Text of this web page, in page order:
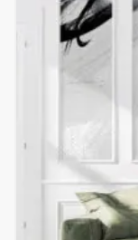
varijanti.
na
stranici
proizvoda